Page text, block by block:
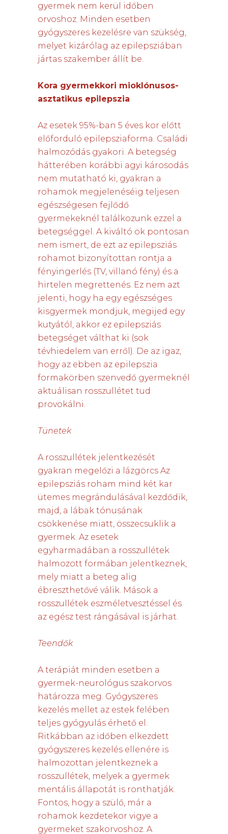
gyermek nem kerül időben
orvoshoz. Minden esetben
gyógyszeres kezelésre van szükség,
melyet kizárólag az epilepsziában
jártas szakember állít be.
Kora gyermekkori mioklónusos-
asztatikus epilepszia
Az esetek 95%-ban 5 éves kor előtt
előforduló epilepsziaforma. Családi
halmozódás gyakori. A betegség
hátterében korábbi agyi károsodás
nem mutatható ki, gyakran a
rohamok megjelenéséig teljesen
egészségesen fejlődő
gyermekeknél találkozunk ezzel a
betegséggel. A kiváltó ok pontosan
nem ismert, de ezt az epilepsziás
rohamot bizonyítottan rontja a
fényingerlés (TV, villanó fény) és a
hirtelen megrettenés. Ez nem azt
jelenti, hogy ha egy egészséges
kisgyermek mondjuk, megijed egy
kutyától, akkor ez epilepsziás
betegséget válthat ki (sok
tévhiedelem van erről). De az igaz,
hogy az ebben az epilepszia
formakörben szenvedő gyermeknél
aktuálisan rosszullétet tud
provokálni.
Tünetek
A rosszullétek jelentkezését
gyakran megelőzi a lázgörcs Az
epilepsziás roham mind két kar
ütemes megrándulásával kezdődik,
majd, a lábak tónusának
csökkenése miatt, összecsuklik a
gyermek. Az esetek
egyharmadában a rosszullétek
halmozott formában jelentkeznek,
mely miatt a beteg alig
ébreszthetővé válik. Mások a
rosszullétek eszméletvesztéssel és
az egész test rángásával is járhat.
Teendők
A terápiát minden esetben a
gyermek-neurológus szakorvos
határozza meg. Gyógyszeres
kezelés mellet az estek felében
teljes gyógyulás érhető el.
Ritkábban az időben elkezdett
gyógyszeres kezelés ellenére is
halmozottan jelentkeznek a
rosszullétek, melyek a gyermek
mentális állapotát is ronthatják.
Fontos, hogy a szülő, már a
rohamok kezdetekor vigye a
gyermeket szakorvoshoz. A